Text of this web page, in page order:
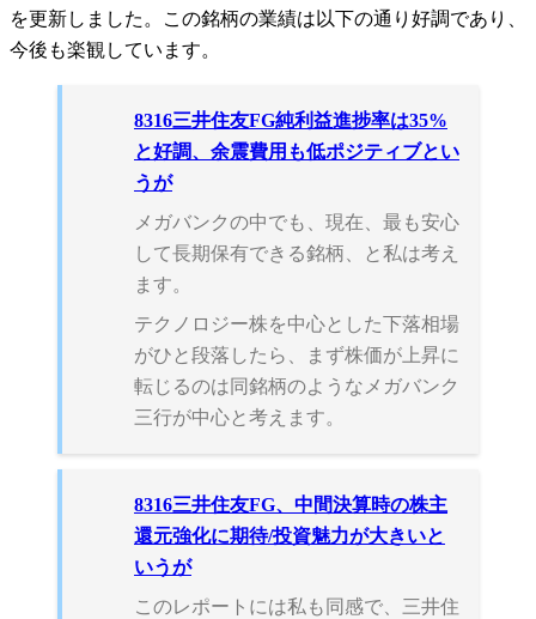
を更新しました。この銘柄の業績は以下の通り好調であり、
今後も楽観しています。
8316三井住友FG純利益進捗率は35%
と好調、余震費用も低ポジティブとい
うが
メガバンクの中でも、現在、最も安心
して長期保有できる銘柄、と私は考え
ます。
テクノロジー株を中心とした下落相場
がひと段落したら、まず株価が上昇に
転じるのは同銘柄のようなメガバンク
三行が中心と考えます。
8316三井住友FG、中間決算時の株主
還元強化に期待/投資魅力が大きいと
いうが
このレポートには私も同感で、三井住